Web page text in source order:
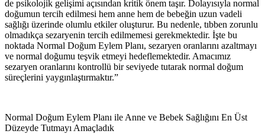
de psikolojik gelişimi açısından kritik önem taşır. Dolayısıyla normal
doğumun tercih edilmesi hem anne hem de bebeğin uzun vadeli
sağlığı üzerinde olumlu etkiler oluşturur. Bu nedenle, tıbben zorunlu
olmadıkça sezaryenin tercih edilmemesi gerekmektedir. İşte bu
noktada Normal Doğum Eylem Planı, sezaryen oranlarını azaltmayı
ve normal doğumu teşvik etmeyi hedeflemektedir. Amacımız
sezaryen oranlarını kontrollü bir seviyede tutarak normal doğum
süreçlerini yaygınlaştırmaktır.”
Normal Doğum Eylem Planı ile Anne ve Bebek Sağlığını En Üst
Düzeyde Tutmayı Amaçladık